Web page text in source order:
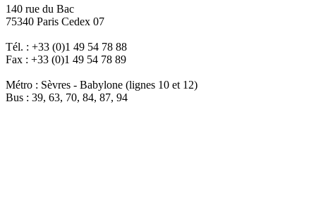
140 rue du Bac
75340 Paris Cedex 07
Tél. : +33 (0)1 49 54 78 88
Fax : +33 (0)1 49 54 78 89
Métro : Sèvres - Babylone (lignes 10 et 12)
Bus : 39, 63, 70, 84, 87, 94